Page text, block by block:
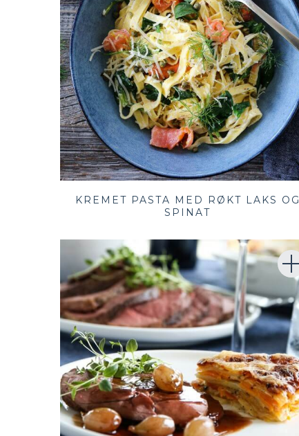
KREMET PASTA MED RØKT LAKS OG
SPINAT